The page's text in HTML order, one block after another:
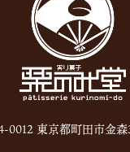
2025年9月(11)
2025年8月(11)
2025年7月(12)
2025年6月(13)
2024年12月(1)
0012 東京都町田市金